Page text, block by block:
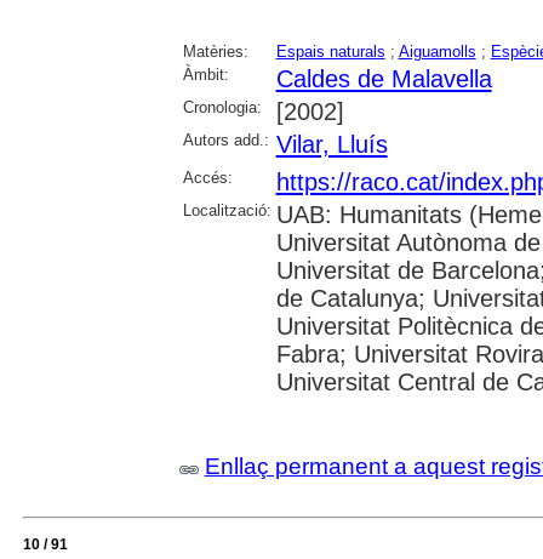
Matèries: Espais naturals ; Aiguamolls ;
Àmbit:
Caldes de Malavella
Cronologia: [2002]
Autors add.: Vilar, Lluís
Accés: https://raco.cat/
Localització: UAB: Humanitats
Universitat Autònoma
Universitat de
de Catalunya;
Universitat Politècnica
Fabra; Universitat
Universitat Central de
Enllaç permanent a aquest
10 / 91